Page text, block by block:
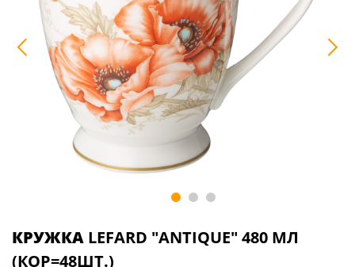
КРУЖКА LEFARD "ANTIQUE" 480 МЛ
(КОР=48ШТ.)